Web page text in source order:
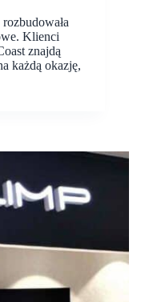
Klienci
znajdą
każdą okazję,